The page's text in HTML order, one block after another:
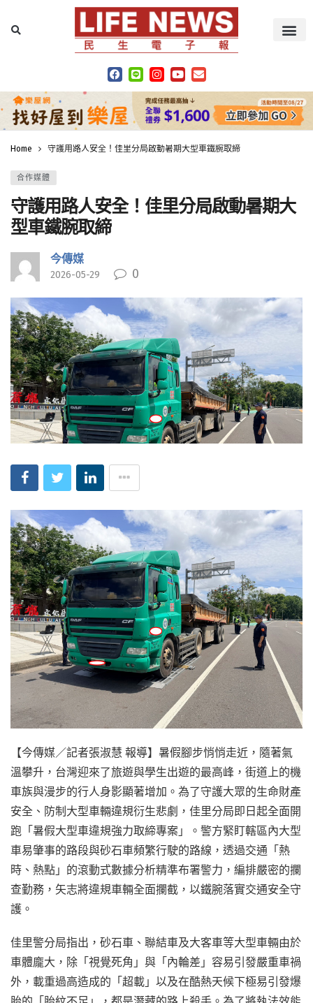
Home 守護用路人安全！佳里分局啟動暑期大型車鐵腕取締
合作媒體
守護用路人安全！佳里分局啟動暑期大
型車鐵腕取締
今傳媒
2026-05-29 0
【今傳媒／記者張淑慧 報導】暑假腳步悄悄走近，隨著氣
溫攀升，台灣迎來了旅遊與學生出遊的最高峰，街道上的機
車族與漫步的行人身影顯著增加。為了守護大眾的生命財產
安全、防制大型車輛違規衍生悲劇，佳里分局即日起全面開
跑「暑假大型車違規強力取締專案」。警方緊盯轄區內大型
車易肇事的路段與砂石車頻繁行駛的路線，透過交通「熱
時、熱點」的滾動式數據分析精準布署警力，編排嚴密的攔
查勤務，矢志將違規車輛全面攔截，以鐵腕落實交通安全守
護。
佳里警分局指出，砂石車、聯結車及大客車等大型車輛由於
車體龐大，除「視覺死角」與「內輪差」容易引發嚴重車禍
外，載重過高造成的「超載」以及在酷熱天候下極易引發爆